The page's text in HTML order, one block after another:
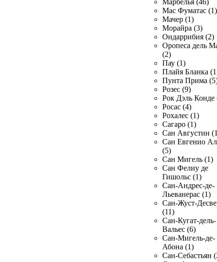
Марбелья (46)
Мас Фуматас (1)
Мачер (1)
Морайра (3)
Ондаррибия (2)
Оропеса дель
(2)
Пау (1)
Плайя Бланка
Пунта Прима
Розес (9)
Рок Дэль Конде
Росас (4)
Рохалес (1)
Сагаро (1)
Сан Августин
Сан Евгенио
(5)
Сан Мигель (1)
Сан Фелиу де
Гишольс (1)
Сан-Андрес-де-
Льеванерас (1)
Сан-Жуст-
(11)
Сан-Кугат-дель-
Вальес (6)
Сан-Мигель-де-
Абона (1)
Сан-Себастьян